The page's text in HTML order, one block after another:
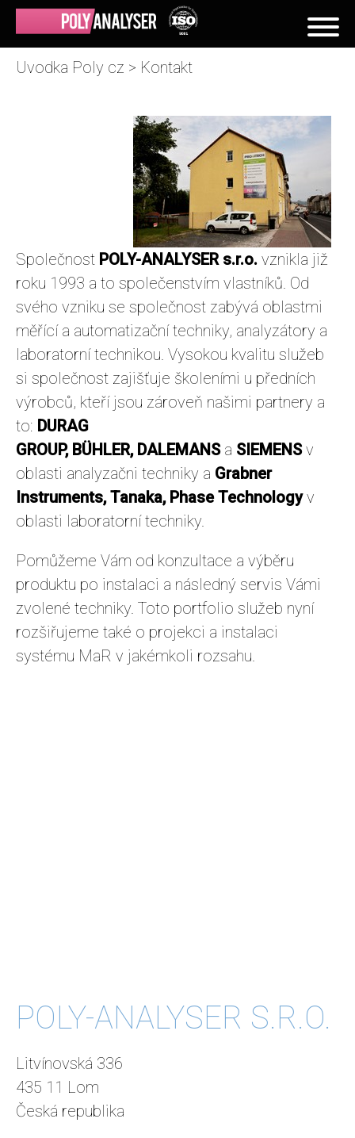
Uvodka Poly cz > Kontakt
Společnost POLY-ANALYSER s.r.o. vznikla již
roku 1993 a to společenstvím vlastníků. Od
svého vzniku se společnost zabývá oblastmi
měřící a automatizační techniky, analyzátory a
laboratorní technikou. Vysokou kvalitu služeb
si společnost zajišťuje školeními u předních
výrobců, kteří jsou zároveň našimi partnery a
to: DURAG
GROUP, BÜHLER, DALEMANSa SIEMENSv
oblasti analyzačni techniky a Grabner
Instruments, Tanaka, Phase Technologyv
oblasti laboratorní techniky.
Pomůžeme Vám od konzultace a výběru
produktu po instalaci a následný servis Vámi
zvolené techniky. Toto portfolio služeb nyní
rozšiřujeme také o projekci a instalaci
systému MaR v jakémkoli rozsahu.
POLY-ANALYSER S.R.O.
Litvínovská 336
435 11 Lom
Česká republika